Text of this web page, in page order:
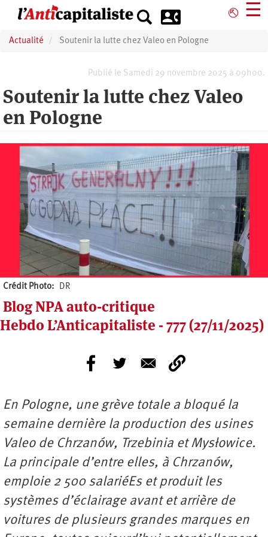
principal
⎋ ☰
Actualité Soutenir la lutte chez Valeo en Pologne
Publié le Samedi 29 novembre 2025 à 09h00.
Soutenir la lutte chez Valeo
en Pologne
Crédit Photo DR
Blog NPA auto-critique
Hebdo L’Anticapitaliste - 777 (27/11/2025)
En Pologne, une grève totale a bloqué la
semaine dernière la production des usines
Valeo de Chrzanów, Trzebinia et Mysłowice.
La principale d’entre elles, à Chrzanów,
emploie 2 500 salariéEs et produit les
systèmes d’éclairage avant et arrière de
voitures de plusieurs grandes marques en